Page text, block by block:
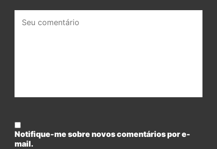
comentário:
Notifique-me sobre novos comentários por e-
mail.